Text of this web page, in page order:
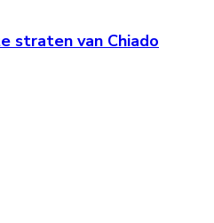
straten van Chiado